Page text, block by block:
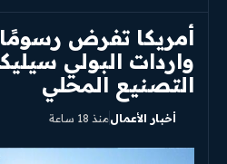
أمريكا تفرض
واردات البولي
التصنيع المحلي
أخبار الأعمالمنذ 18 ساعة